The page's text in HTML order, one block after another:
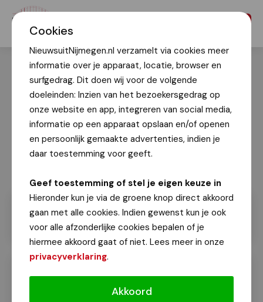
Cookies
NieuwsuitNijmegen.nl verzamelt via cookies meer
informatie over je apparaat, locatie, browser en
surfgedrag. Dit doen wij voor de volgende
doeleinden: Inzien van het bezoekersgedrag op
onze website en app, integreren van social media,
informatie op een apparaat opslaan en/of openen
en persoonlijk gemaakte advertenties, indien je
daar toestemming voor geeft.
Geef toestemming of stel je eigen keuze in
Hieronder kun je via de groene knop direct akkoord
gaan met alle cookies. Indien gewenst kun je ook
voor alle afzonderlijke cookies bepalen of je
hiermee akkoord gaat of niet. Lees meer in onze
privacyverklaring.
Akkoord
Nijmeegse Siety met chronische
darmziekte beklimt de Grossglockner